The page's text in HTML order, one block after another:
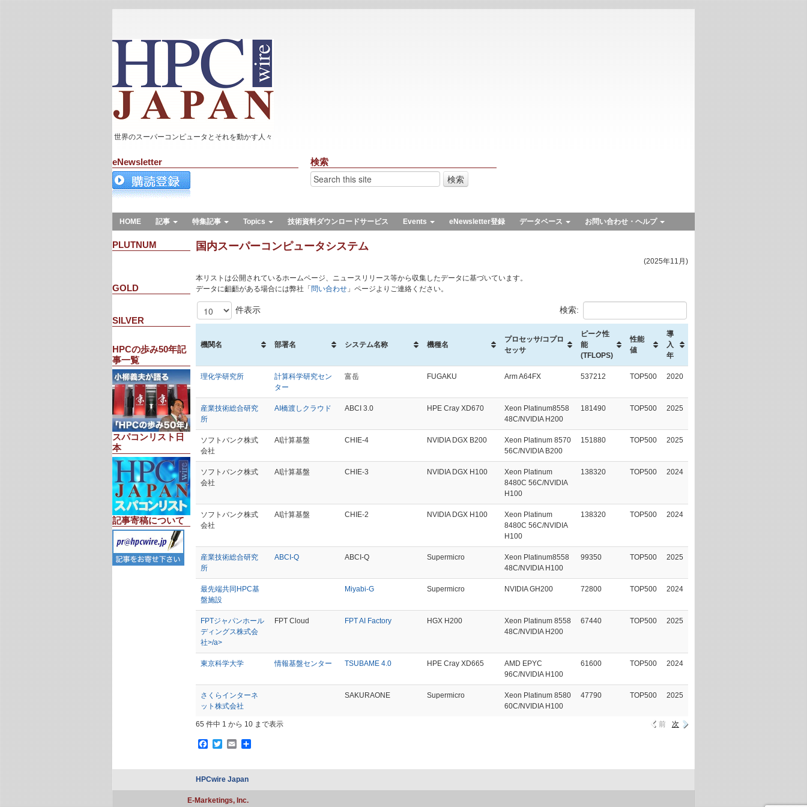
世界のスーパーコンピュータとそれを動かす人々
eNewsletter 検索
HOME 記事 特集記事 Topics 技術資料ダウンロードサービス Events eNewsletter登録 データベース お問い合わせ・ヘルプ
PLUTNUM
GOLD
SILVER
HPCの歩み50年記
事一覧
スパコンリスト日
本
記事寄稿について
国内スーパーコンピュータシステム
(2025年11月)
本リストは公開されているホームページ、ニュースリリース等から収集したデータに基づいています。
データに齟齬がある場合には弊社「 問い合わせ」ページよりご連絡ください。
件表示 検索:
機関名 部署名 システム名称 機種名
プロセッサ/コプロ
セッサ
ピーク性
能
(TFLOPS)
性能
値
導
入
年
理化学研究所
計算科学研究セン
ター
富岳 FUGAKU Arm A64FX 537212 TOP500 2020
産業技術総合研究
所
AI橋渡しクラウド ABCI 3.0 HPE Cray XD670
Xeon Platinum8558
48C/NVIDIA H200
181490 TOP500 2025
ソフトバンク株式
会社
AI計算基盤 CHIE-4 NVIDIA DGX B200
Xeon Platinum 8570
56C/NVIDIA B200
151880 TOP500 2025
ソフトバンク株式
会社
AI計算基盤 CHIE-3 NVIDIA DGX H100
Xeon Platinum
8480C 56C/NVIDIA
H100
138320 TOP500 2024
ソフトバンク株式
会社
AI計算基盤 CHIE-2 NVIDIA DGX H100
Xeon Platinum
8480C 56C/NVIDIA
H100
138320 TOP500 2024
産業技術総合研究
所
ABCI-Q ABCI-Q Supermicro
Xeon Platinum8558
48C/NVIDIA H100
99350 TOP500 2025
最先端共同HPC基
盤施設
Miyabi-G Supermicro NVIDIA GH200 72800 TOP500 2024
FPTジャパンホール
ディングス株式会
社>/a>
FPT Cloud FPT AI Factory HGX H200
Xeon Platinum 8558
48C/NVIDIA H200
67440 TOP500 2025
東京科学大学 情報基盤センター TSUBAME 4.0 HPE Cray XD665
AMD EPYC
96C/NVIDIA H100
61600 TOP500 2024
さくらインターネ
ット株式会社
SAKURAONE Supermicro
Xeon Platinum 8580
60C/NVIDIA H100
47790 TOP500 2025
65 件中 1 から 10 まで表示 前 次
Facebook
TwitterEmail
共
HPCwire Japan
E-Marketings, Inc.